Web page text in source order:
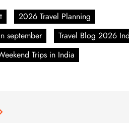
2026 Travel Planning
september
Travel Blog 2026
Trips in India